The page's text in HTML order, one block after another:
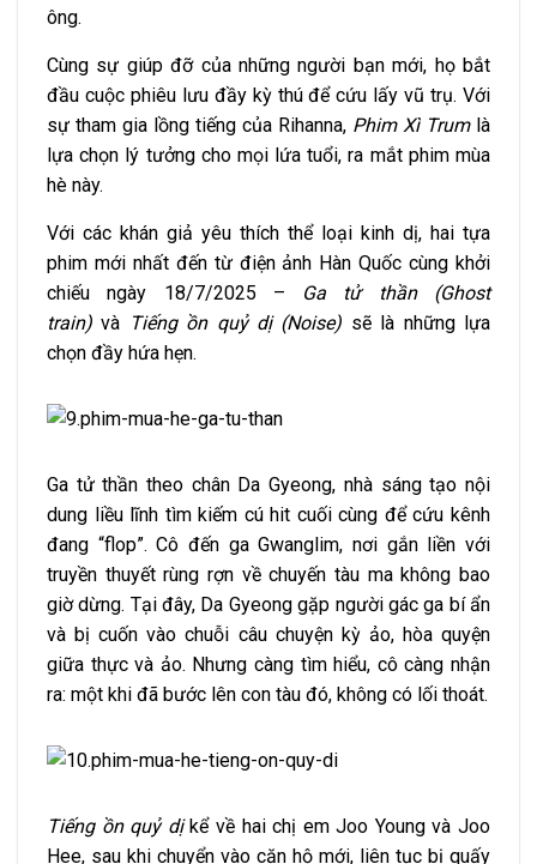
ông.
Cùng sự giúp đỡ của những người bạn mới, họ bắt
đầu cuộc phiêu lưu đầy kỳ thú để cứu lấy vũ trụ. Với
sự tham gia lồng tiếng của Rihanna, Phim Xì Trumlà
lựa chọn lý tưởng cho mọi lứa tuổi, ra mắt phim mùa
hè này.
Với các khán giả yêu thích thể loại kinh dị, hai tựa
phim mới nhất đến từ điện ảnh Hàn Quốc cùng khởi
chiếu ngày 18/7/2025 – Ga tử thần (Ghost
train) và Tiếng ồn quỷ dị (Noise) sẽ là những lựa
chọn đầy hứa hẹn.
Ga tử thần theo chân Da Gyeong, nhà sáng tạo nội
dung liều lĩnh tìm kiếm cú hit cuối cùng để cứu kênh
đang “flop”. Cô đến ga Gwanglim, nơi gắn liền với
truyền thuyết rùng rợn về chuyến tàu ma không bao
giờ dừng. Tại đây, Da Gyeong gặp người gác ga bí ẩn
và bị cuốn vào chuỗi câu chuyện kỳ ảo, hòa quyện
giữa thực và ảo. Nhưng càng tìm hiểu, cô càng nhận
ra: một khi đã bước lên con tàu đó, không có lối thoát.
Tiếng ồn quỷ dịkể về hai chị em Joo Young và Joo
Hee, sau khi chuyển vào căn hộ mới, liên tục bị quấy